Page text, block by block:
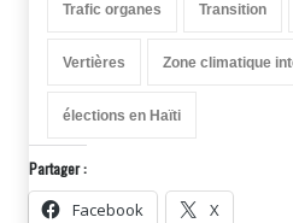
Trafic organes Transition
Vertières Zone climatique
élections en Haïti
Partager :
Facebook X